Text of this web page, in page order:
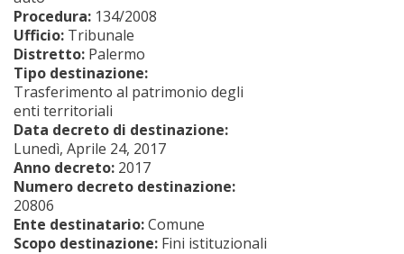
Procedura: 134/2008
Ufficio: Tribunale
Distretto: Palermo
Tipo destinazione:
Trasferimento al patrimonio degli
enti territoriali
Data decreto di destinazione:
Lunedì, Aprile 24, 2017
Anno decreto: 2017
Numero decreto destinazione:
20806
Ente destinatario:Comune
Scopo destinazione: Fini istituzionali